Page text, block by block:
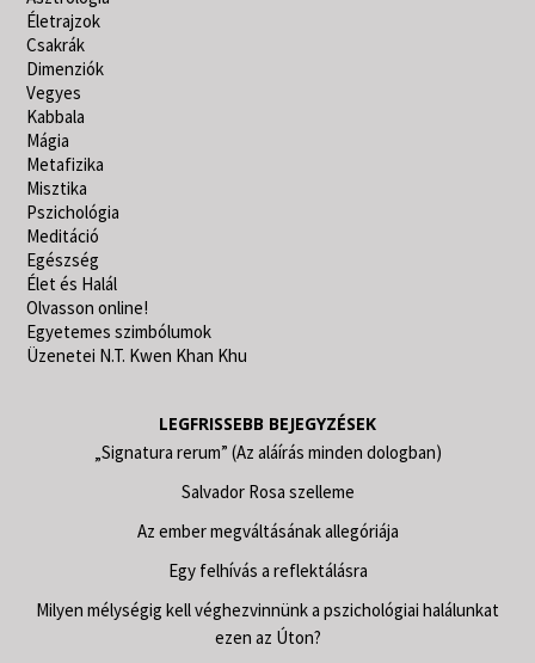
Életrajzok
Csakrák
Dimenziók
Vegyes
Kabbala
Mágia
Metafizika
Misztika
Pszichológia
Meditáció
Egészség
Élet és Halál
Olvasson online!
Egyetemes szimbólumok
Üzenetei N.T. Kwen Khan Khu
LEGFRISSEBB BEJEGYZÉSEK
„Signatura rerum” (Az aláírás minden dologban)
Salvador Rosa szelleme
Az ember megváltásának allegóriája
Egy felhívás a reflektálásra
Milyen mélységig kell véghezvinnünk a pszichológiai halálunkat
ezen az Úton?